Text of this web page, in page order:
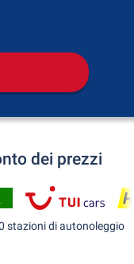
dei prezzi
stazioni di autonoleggio